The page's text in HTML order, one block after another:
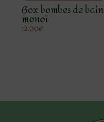
Box bombes de bain
monoï
12.00€